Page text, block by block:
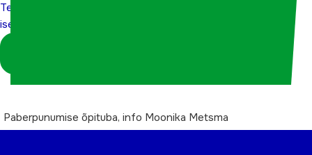
Teeme
ise
Paberpunumise õpituba, info Moonika Metsma